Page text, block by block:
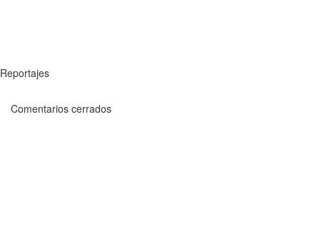
Reportajes
Comentarios cerrados